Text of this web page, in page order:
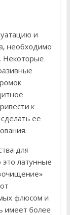
и
необходимо
Некоторые
к
ее
для
латунные
флюсом и
имеет более